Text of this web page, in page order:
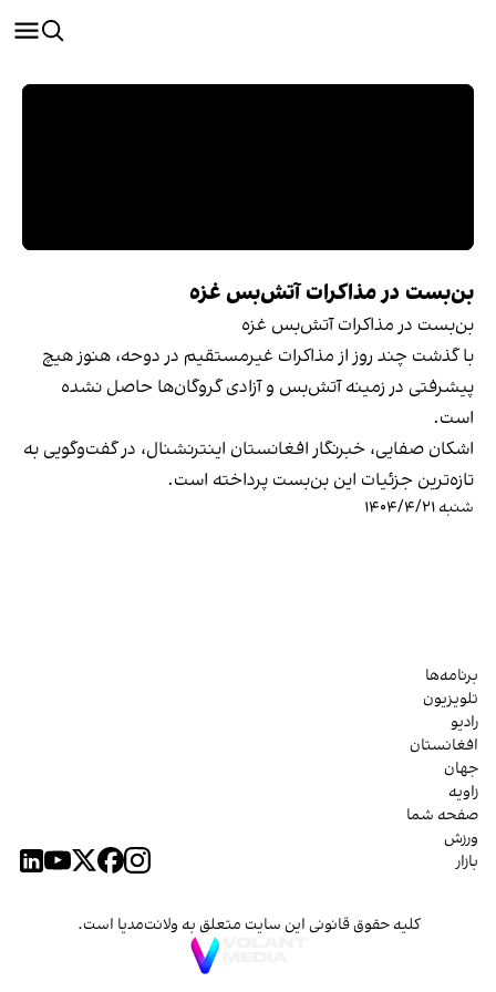
بن‌بست در مذاکرات آتش‌بس غزه
بن‌بست در مذاکرات آتش‌بس غزه
با گذشت چند روز از مذاکرات غیرمستقیم در دوحه، هنوز هیچ
پیشرفتی در زمینه آتش‌بس و آزادی گروگان‌ها حاصل نشده
است.
اشکان صفایی، خبرنگار افغانستان اینترنشنال، در گفت‌وگویی به
تازه‌ترین جزئیات این بن‌بست پرداخته است.
شنبه ۱۴۰۴/۴/۲۱
برنامه‌ها
تلویزیون
رادیو
افغانستان
جهان
زاویه
صفحه شما
ورزش
بازار
کلیه حقوق قانونی این سایت متعلق به ولانت‌مدیا است.